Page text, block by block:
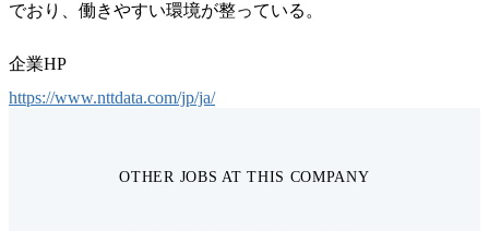
でおり、働きやすい環境が整っている。
企業HP
https://www.nttdata.com/jp/ja/
OTHER JOBS AT THIS COMPANY